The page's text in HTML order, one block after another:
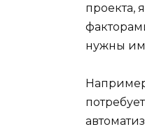
проекта,
нужны